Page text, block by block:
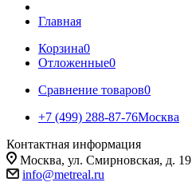
Главная
Корзина0
Отложенные0
Сравнение товаров0
+7 (499) 288-87-76Москва
Контактная информация
Москва, ул. Смирновская, д. 19
info@metreal.ru